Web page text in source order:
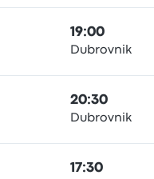
19:00
Dubrovnik
20:30
Dubrovnik
17:30